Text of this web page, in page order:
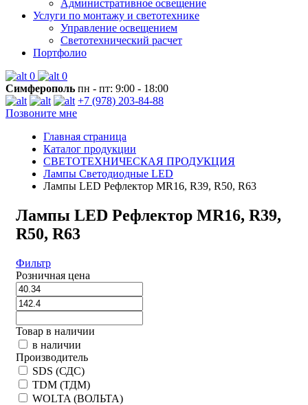
Административное освещение
Услуги по монтажу и светотехнике
Управление освещением
Светотехнический расчет
Портфолио
0
0
Симферополь пн - пт: 9:00 - 18:00
+7 (978) 203-84-88
Позвоните мне
Главная страница
Каталог продукции
СВЕТОТЕХНИЧЕСКАЯ ПРОДУКЦИЯ
Лампы Светодиодные LED
Лампы LED Рефлектор MR16, R39, R50, R63
Лампы LED Рефлектор MR16, R39,
R50, R63
Фильтр
Розничная цена
Товар в наличии
в наличии
Производитель
SDS (СДС)
TDM (ТДМ)
WOLTA (ВОЛЬТА)